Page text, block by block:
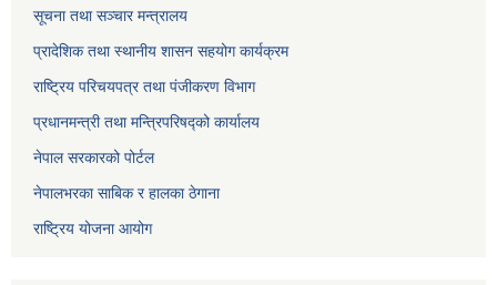
सूचना तथा सञ्चार मन्त्रालय
प्रादेशिक तथा स्थानीय शासन सहयोग कार्यक्रम
राष्ट्रिय परिचयपत्र तथा पंजीकरण विभाग
प्रधानमन्त्री तथा मन्त्रिपरिषद्को कार्यालय
नेपाल सरकारको पोर्टल
नेपालभरका साबिक र हालका ठेगाना
राष्ट्रिय योजना आयोग